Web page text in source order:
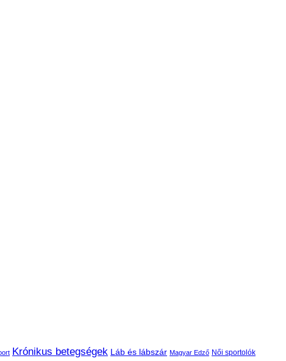
Krónikus betegségek Láb és lábszár Magyar Edző Női sportolók